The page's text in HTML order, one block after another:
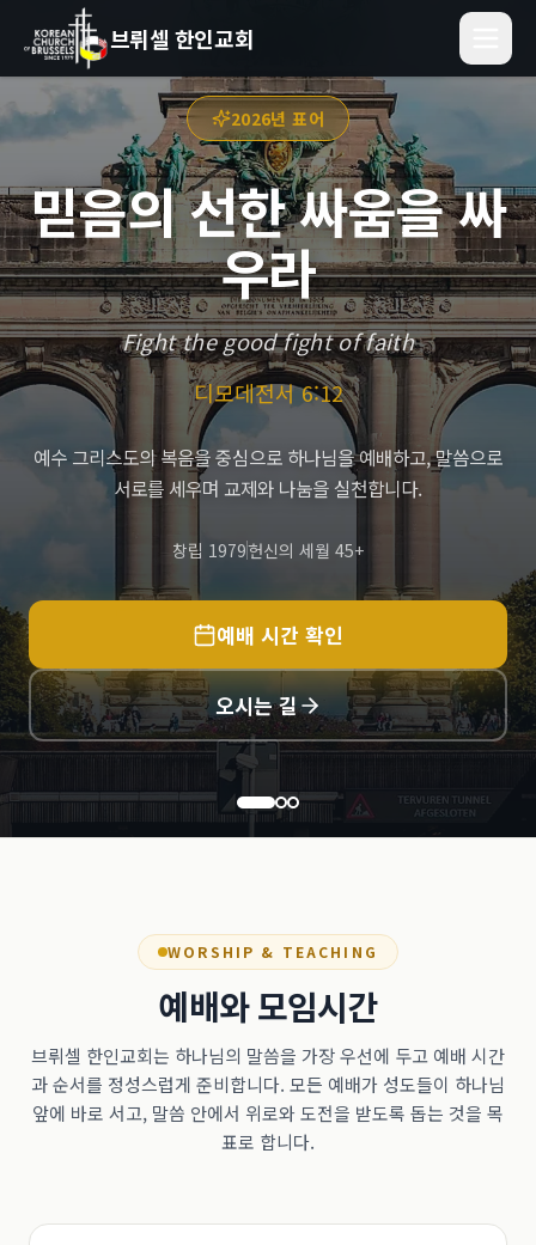
브뤼셀 한인교회
2026년 표어
믿음의 선한 싸움을 싸
우라
Fight the good fight of faith
디모데전서 6:12
예수 그리스도의 복음을 중심으로 하나님을 예배하고, 말씀으로
서로를 세우며 교제와 나눔을 실천합니다.
창립 1979헌신의 세월 45+
예배 시간 확인
오시는 길
WORSHIP & TEACHING
예배와 모임시간
브뤼셀 한인교회는 하나님의 말씀을 가장 우선에 두고 예배 시간
과 순서를 정성스럽게 준비합니다. 모든 예배가 성도들이 하나님
앞에 바로 서고, 말씀 안에서 위로와 도전을 받도록 돕는 것을 목
표로 합니다.